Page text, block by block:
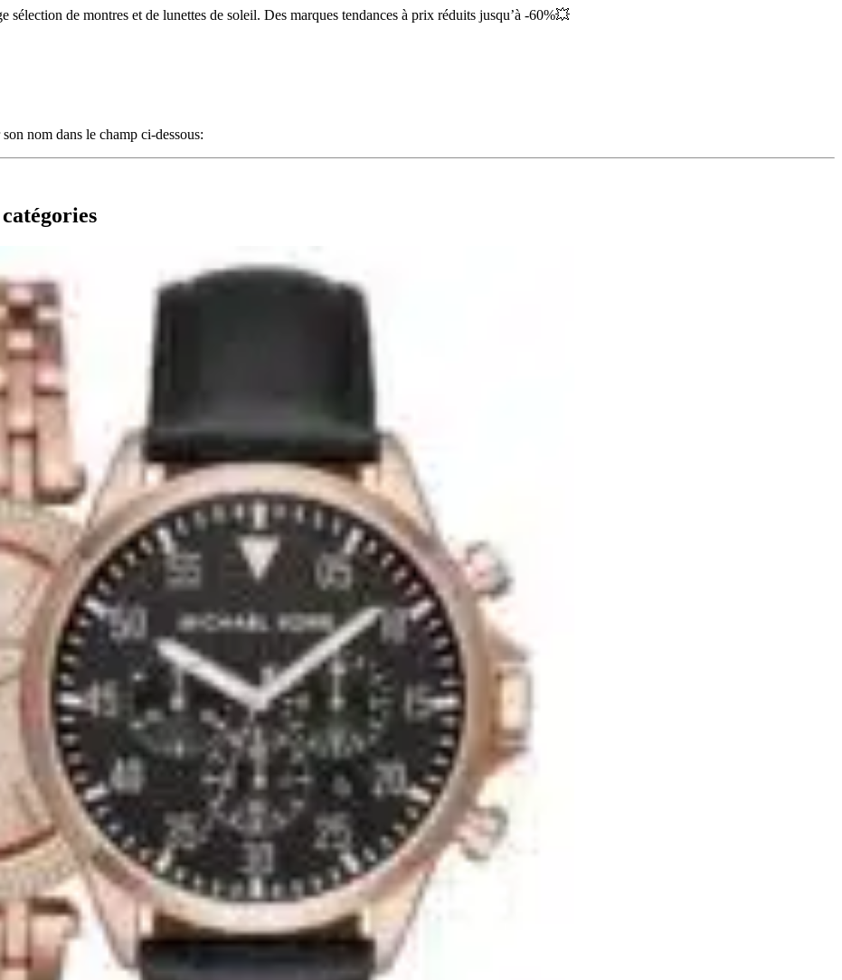
de montres et de lunettes de soleil. Des marques tendances à prix réduits jusqu’à -60%💥
nom dans le champ ci-dessous: